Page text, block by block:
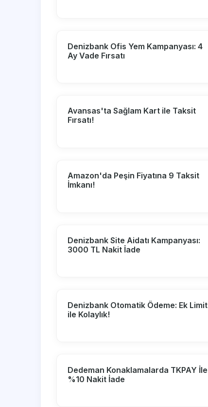
Denizbank Ofis Yem Kampanyası: 4
Ay Vade Fırsatı
Avansas'ta Sağlam Kart ile Taksit
Fırsatı!
Amazon'da Peşin Fiyatına 9 Taksit
İmkanı!
Denizbank Site Aidatı Kampanyası:
3000 TL Nakit İade
Denizbank Otomatik Ödeme: Ek Limit
ile Kolaylık!
Dedeman Konaklamalarda TKPAY İle
%10 Nakit İade